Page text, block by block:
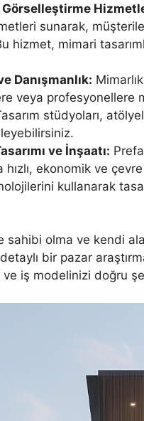
Görselleştirme
sunarak,
hizmet, mimari
Danışmanlık:
veya profesyonellere
stüdyoları,
ve İnşaatı:
hızlı, ekonomik ve
kullanarak
olma ve kendi
bir pazar
iş modelinizi doğru